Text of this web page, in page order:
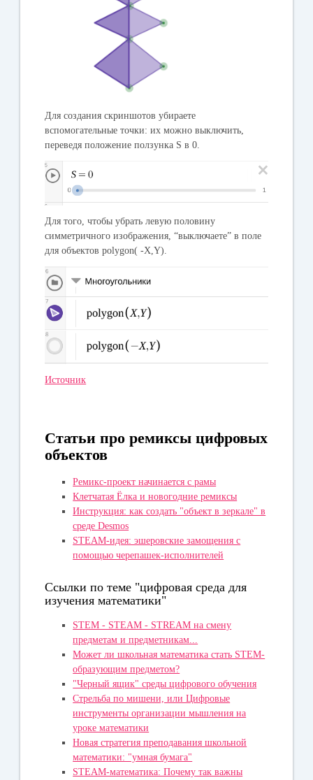
Для создания скриншотов убираете
вспомогательные точки: их можно выключить,
переведя положение ползунка S в 0.
Для того, чтобы убрать левую половину
симметричного изображения, “выключаете” в поле
для объектов polygon( -X,Y).
Источник
Статьи про ремиксы цифровых
объектов
Ремикс-проект начинается с рамы
Клетчатая Ёлка и новогодние ремиксы
Инструкция: как создать "объект в зеркале" в
среде Desmos
STEAM-идея: эшеровские замощения с
помощью черепашек-исполнителей
Ссылки по теме "цифровая среда для
изучения математики"
STEM - STEAM - STREAM на смену
предметам и предметникам...
Может ли школьная математика стать STEM-
образующим предметом?
"Черный ящик" среды цифрового обучения
Стрельба по мишени, или Цифровые
инструменты организации мышления на
уроке математики
Новая стратегия преподавания школьной
математики: "умная бумага"
STEAM-математика: Почему так важны